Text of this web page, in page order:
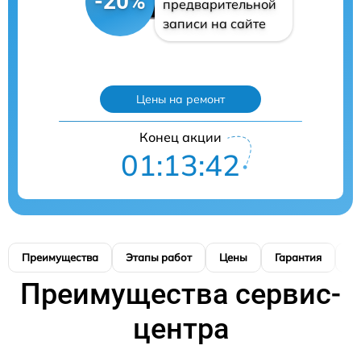
предварительной
записи на сайте
Цены на ремонт
Конец акции
01:13:41
Преимущества Этапы работ Цены Гарантия
Преимущества сервис-
центра